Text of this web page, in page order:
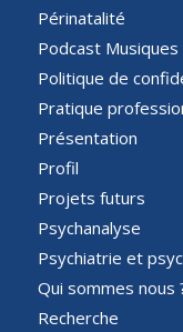
Périnatalité
Podcast
Politique de
Pratique
Présentation
Profil
Projets futurs
Psychanalyse
Psychiatrie et
Qui sommes nous
Recherche